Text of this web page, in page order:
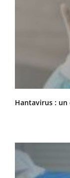
Hantavirus : un